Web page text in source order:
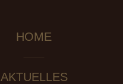
HOME
AKTUELLES